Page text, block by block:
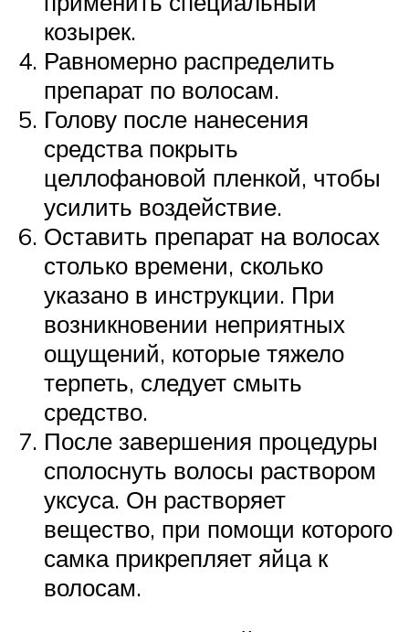
козырек.
Равномерно распределить
препарат по волосам.
Голову после нанесения
средства покрыть
целлофановой пленкой, чтобы
усилить воздействие.
Оставить препарат на волосах
столько времени, сколько
указано в инструкции. При
возникновении неприятных
ощущений, которые тяжело
терпеть, следует смыть
средство.
После завершения процедуры
сполоснуть волосы раствором
уксуса. Он растворяет
вещество, при помощи которого
самка прикрепляет яйца к
волосам.